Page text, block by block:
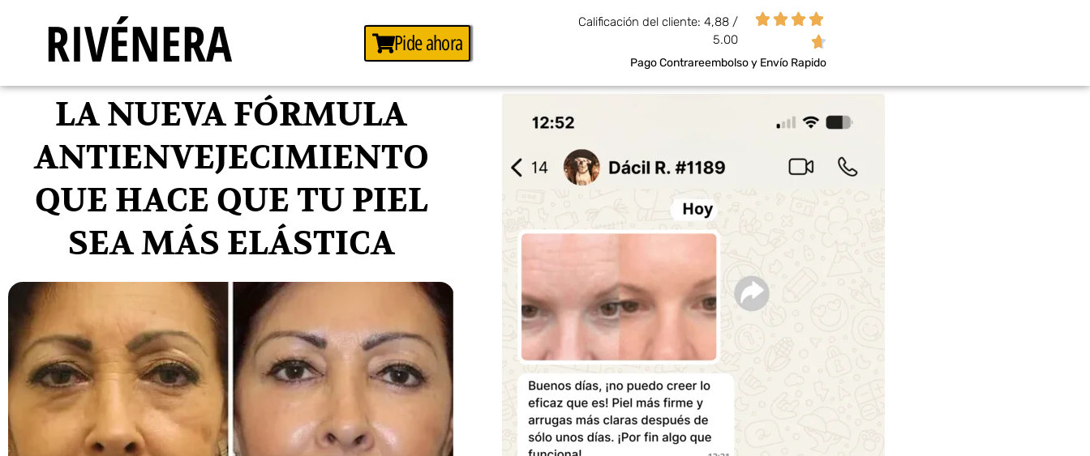
RIVÉNERA Pide ahora
Calificación del cliente: 4,88 /
5.00


Pago Contrareembolso y Envío Rapido
LA NUEVA FÓRMULA
ANTIENVEJECIMIENTO
QUE HACE QUE TU PIEL
SEA MÁS ELÁSTICA